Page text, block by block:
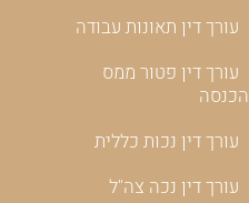
עורך דין תאונות עבודה
עורך דין פטור ממס
הכנסה
עורך דין נכות כללית
עורך דין נכה צה"ל